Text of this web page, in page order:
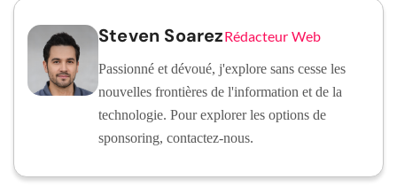
Steven SoarezRédacteur Web
Passionné et dévoué, j'explore sans cesse les
nouvelles frontières de l'information et de la
technologie. Pour explorer les options de
sponsoring, contactez-nous.